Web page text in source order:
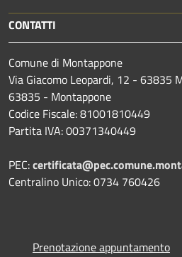
CONTATTI
Comune di Montappone
Via Giacomo Leopardi, 12 - 63835
63835 - Montappone
Codice Fiscale: 81001810449
Partita IVA: 00371340449
PEC:
Centralino Unico: 0734 760426
Prenotazione appuntamento